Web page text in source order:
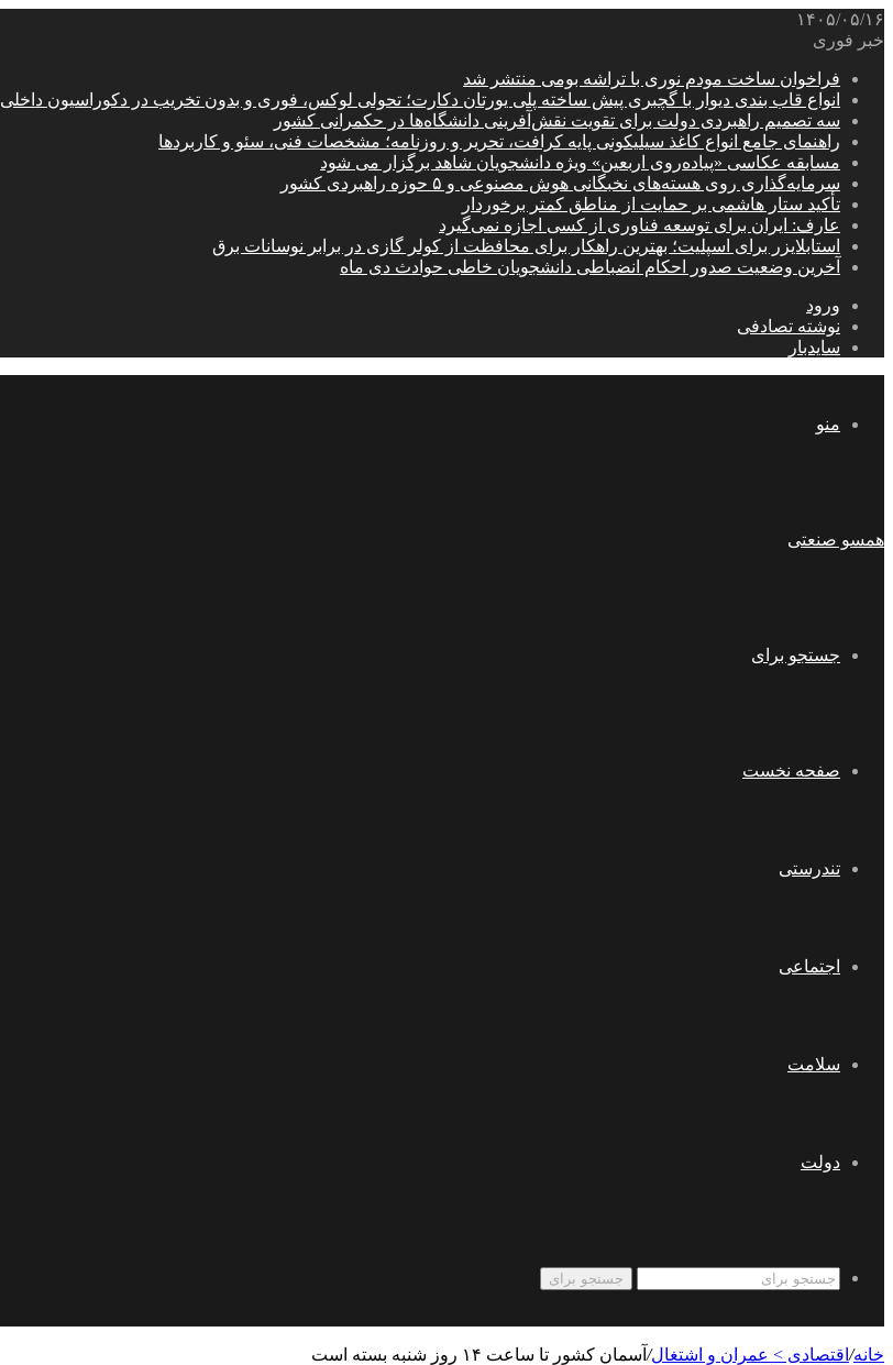
۱۴۰۵/۰۵/۱۶
خبر فوری
فراخوان ساخت مودم نوری با تراشه بومی منتشر شد
انواع قاب بندی دیوار با گچبری پیش ساخته پلی یورتان دکارت؛ تحولی لوکس، فوری و بدون تخریب در دکوراسیون داخلی
سه تصمیم راهبردی دولت برای تقویت نقش‌آفرینی دانشگاه‌ها در حکمرانی کشور
راهنمای جامع انواع کاغذ سیلیکونی پایه کرافت، تحریر و روزنامه؛ مشخصات فنی، سئو و کاربردها
مسابقه عکاسی «پیاده‌روی اربعین» ویژه دانشجویان شاهد برگزار می شود
سرمایه‌گذاری روی هسته‌های نخبگانی هوش مصنوعی و ۵ حوزه راهبردی کشور
تأکید ستار هاشمی بر حمایت از مناطق کمتر برخوردار
عارف: ایران برای توسعه فناوری از کسی اجازه نمی‌گیرد
استابلایزر برای اسپلیت؛ بهترین راهکار برای محافظت از کولر گازی در برابر نوسانات برق
آخرین وضعیت صدور احکام انضباطی دانشجویان خاطی حوادث دی ماه
ورود
نوشته تصادفی
سایدبار
منو
همسو صنعتی
جستجو برای
صفحه نخست
تندرستی
اجتماعی
سلامت
دولت
جستجو برای
خانه/ اقتصادی > عمران و اشتغال/ آسمان کشور تا ساعت ۱۴ روز شنبه بسته است